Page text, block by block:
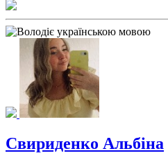
Свириденко Альбіна